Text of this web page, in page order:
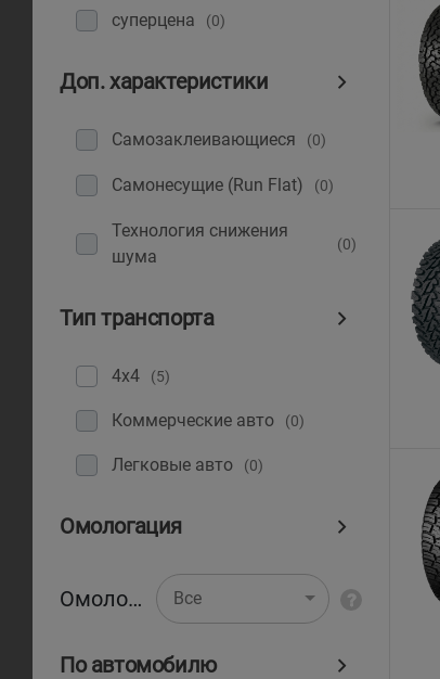
суперцена (0)
Доп. характеристики
Самозаклеивающиеся (0)
Самонесущие (Run Flat) (0)
Технология снижения
шума
(0)
Тип транспорта
4x4 (5)
Коммерческие авто (0)
Легковые авто (0)
Омологация
Омологация Все
По автомобилю